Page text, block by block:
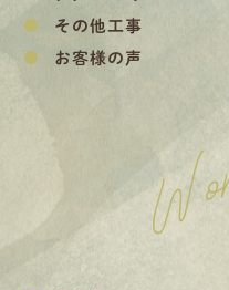
その他工事
お客様の声